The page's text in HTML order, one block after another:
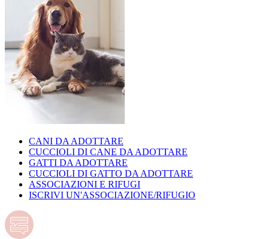
CANI DA ADOTTARE
CUCCIOLI DI CANE DA ADOTTARE
GATTI DA ADOTTARE
CUCCIOLI DI GATTO DA ADOTTARE
ASSOCIAZIONI E RIFUGI
ISCRIVI UN'ASSOCIAZIONE/RIFUGIO